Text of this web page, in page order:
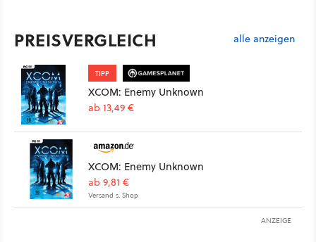
PREISVERGLEICH alle anzeigen
TIPP
XCOM: Enemy Unknown
ab 13,49 €
XCOM: Enemy Unknown
ab 9,81 €
Versand s. Shop
ANZEIGE